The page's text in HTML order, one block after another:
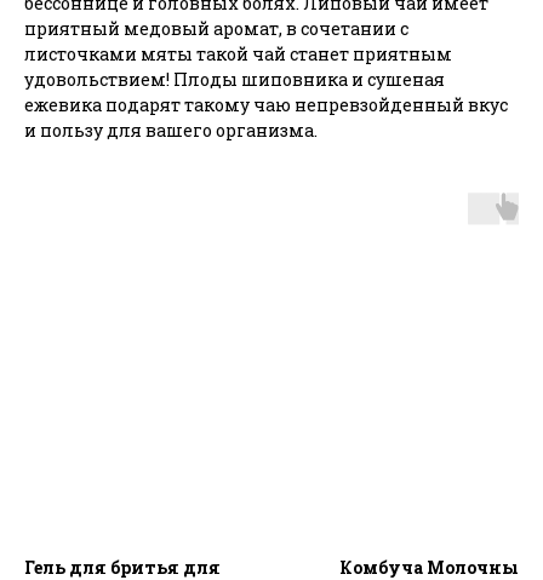
приятный медовый аромат, в сочетании с
листочками мяты такой чай станет приятным
удовольствием! Плоды шиповника и сушеная
ежевика подарят такому чаю непревзойденный вкус
и пользу для вашего организма.
Гель для бритья для
Комбуча Молочный